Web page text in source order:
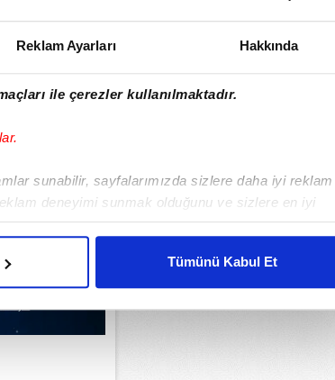
Reklam Ayarları Hakkında
ile çerezler kullanılmaktadır.
sunabilir, sayfalarımızda sizlere daha iyi reklam
deneyimi sunmak olduğunu ve sizlere en iyi
noktada, reklamların maliyetlerimizi karşılamak
hedefli reklamlar gösterilmeyecektir."
ve üçüncü kişilere ait çerezler kullanılmaktadır. Bu
Tümünü Kabul Et